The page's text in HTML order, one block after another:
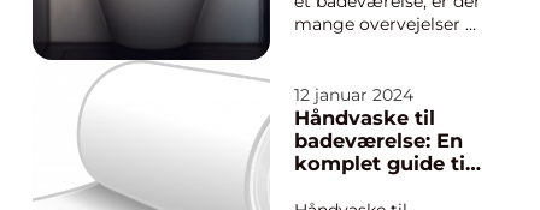
mange overvejelser at
hjem og spiller en
afgørende rolle for
såvel funktionalitet
som æstetik. I denne
12 januar 2024
Håndvaske til
badeværelse: En
komplet guide til